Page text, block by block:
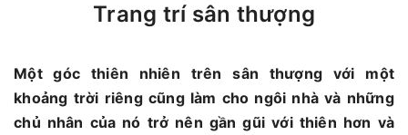
Trang trí sân thượng
Một góc thiên nhiên trên sân thượng với một
khoảng trời riêng cũng làm cho ngôi nhà và những
chủ nhân của nó trở nên gần gũi với thiên hơn và